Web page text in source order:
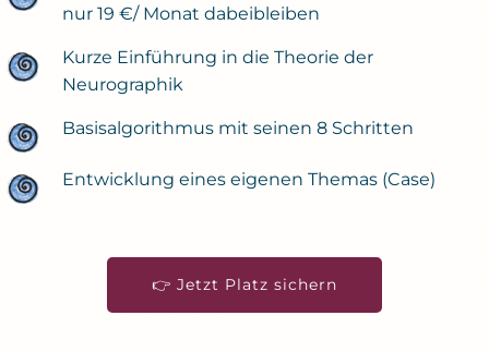
nur 19 €/ Monat dabeibleiben
Kurze Einführung in die Theorie der
Neurographik
Basisalgorithmus mit seinen 8 Schritten
Entwicklung eines eigenen Themas (Case)
👉 Jetzt Platz sichern